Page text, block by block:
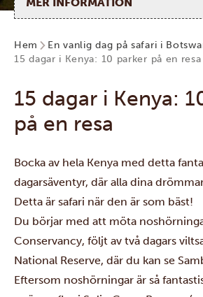
Hem
En vanlig dag på safari i
15 dagar i Kenya: 10 parker på en resa
15 dagar i Kenya:
på en resa
Bocka av hela Kenya med detta
dagarsäventyr, där alla dina
Detta är safari när den är som bäst!
Du börjar med att möta
Conservancy, följt av två dagars
National Reserve, där du kan se
Eftersom noshörningar är så